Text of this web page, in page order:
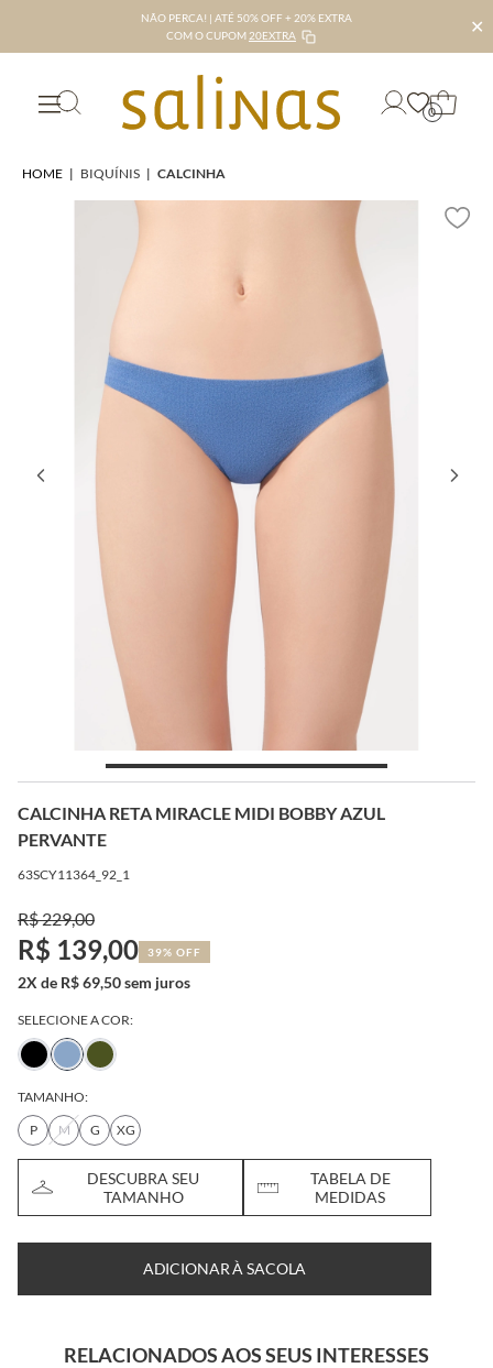
NÃO PERCA! | ATÉ 50% OFF + 20% EXTRA
COM O CUPOM 20EXTRA ✕
0
HOME | BIQUÍNIS | CALCINHA
CALCINHA RETA MIRACLE MIDI BOBBY AZUL
PERVANTE
63SCY11364_92_1
R$ 229,00
R$ 139,00 39% OFF
2X de R$ 69,50 sem juros
SELECIONE A COR:
TAMANHO:
P
M G XG
DESCUBRA SEU
TAMANHO
TABELA DE
MEDIDAS
ADICIONAR À SACOLA
RELACIONADOS AOS SEUS INTERESSES